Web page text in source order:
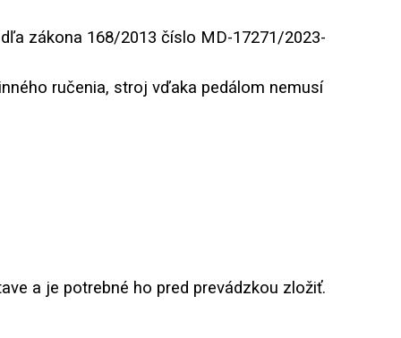
zákona 168/2013 číslo MD-17271/2023-
ručenia, stroj vďaka pedálom nemusí
a je potrebné ho pred prevádzkou zložiť.